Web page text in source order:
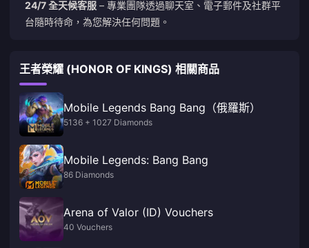
24/7 全天候客服 – 專業團隊透過聊天室、電子郵件及社群平
台隨時待命，為您解決任何問題。
王者榮耀 (HONOR OF KINGS) 相關商品
Mobile Legends Bang Bang（俄羅斯）
5136 + 1027 Diamonds
Mobile Legends: Bang Bang
86 Diamonds
Arena of Valor (ID) Vouchers
40 Vouchers